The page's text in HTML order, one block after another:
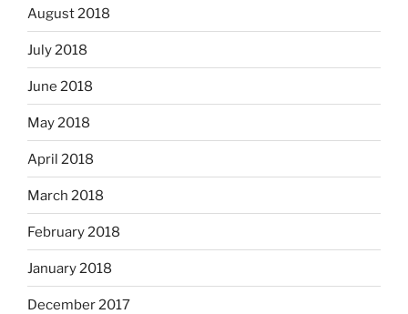
August 2018
July 2018
June 2018
May 2018
April 2018
March 2018
February 2018
January 2018
December 2017